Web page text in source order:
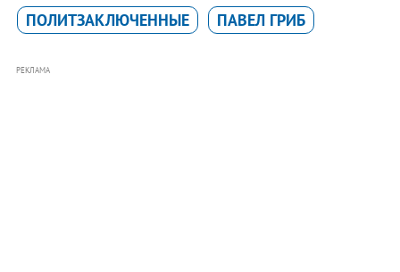
ПОЛИТЗАКЛЮЧЕННЫЕ ПАВЕЛ ГРИБ
РЕКЛАМА